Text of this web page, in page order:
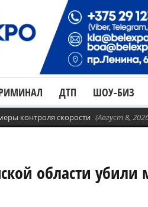
ДТП ШОУ-БИЗ
контроля скорости (Август 8,
области убили